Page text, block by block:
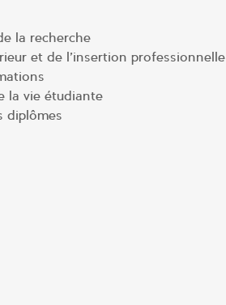
la recherche
et de l’insertion professionnelle
la vie étudiante
diplômes